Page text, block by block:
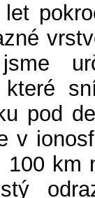
pod
v
100 km